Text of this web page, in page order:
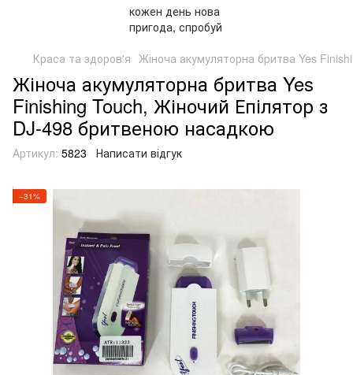
Краса та здоров'я Жіноча акумуляторна бритва Yes
Жіноча акумуляторна бритва Yes
Finishing Touch, Жіночий Епілятор з
DJ-498 бритвеною насадкою
Артикул: 5823 Написати відгук
−31%